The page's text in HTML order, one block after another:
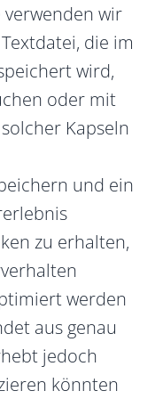
verwenden wir
die im
wird,
oder mit
Kapseln
und ein
zu erhalten,
werden
aus genau
jedoch
könnten